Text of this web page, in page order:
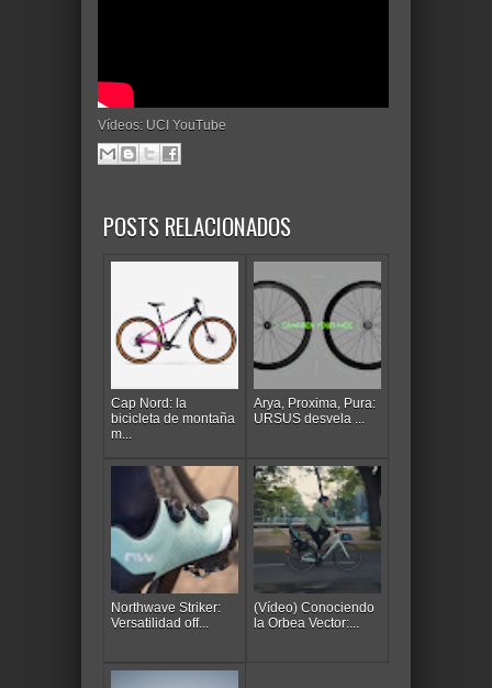
Vídeos: UCI YouTube
POSTS RELACIONADOS
Cap Nord: la
bicicleta de montaña
m...
Arya, Proxima, Pura:
URSUS desvela ...
Northwave Striker:
Versatilidad off...
(Vídeo) Conociendo
la Orbea Vector:...